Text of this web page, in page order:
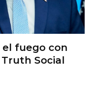
fuego con
Social